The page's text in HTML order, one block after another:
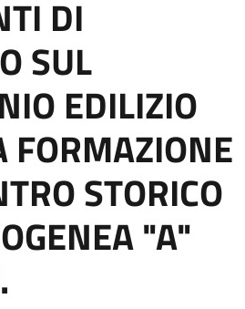
DI
SUL
EDILIZIO
FORMAZIONE
STORICO
"A"